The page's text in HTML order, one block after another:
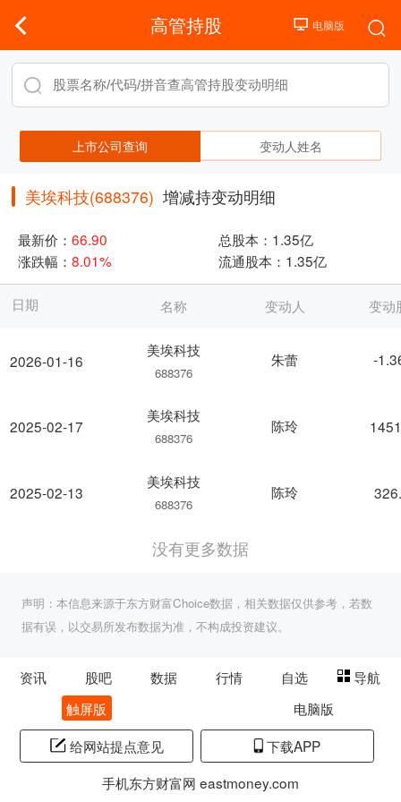
高管持股
上市公司查询 变动人姓名
美埃科技(688376) 增减持变动明细
最新价： 66.90 总股本： 1.35亿
涨跌幅： 8.01% 流通股本： 1.35亿
日期
2026-01-16
2025-02-17
2025-02-13
名称 变动人 变动
美埃科技
688376
朱蕾 -
美埃科技
688376
陈玲
美埃科技
688376
陈玲
没有更多数据
声明：本信息来源于东方财富Choice数据，相关数据仅供参考，若数
据有误，以交易所发布数据为准，不构成投资建议。
资讯 股吧 数据 行情 自选
导航
触屏版
电脑版
给网站提点意见
下载APP
手机东方财富网 eastmoney.com